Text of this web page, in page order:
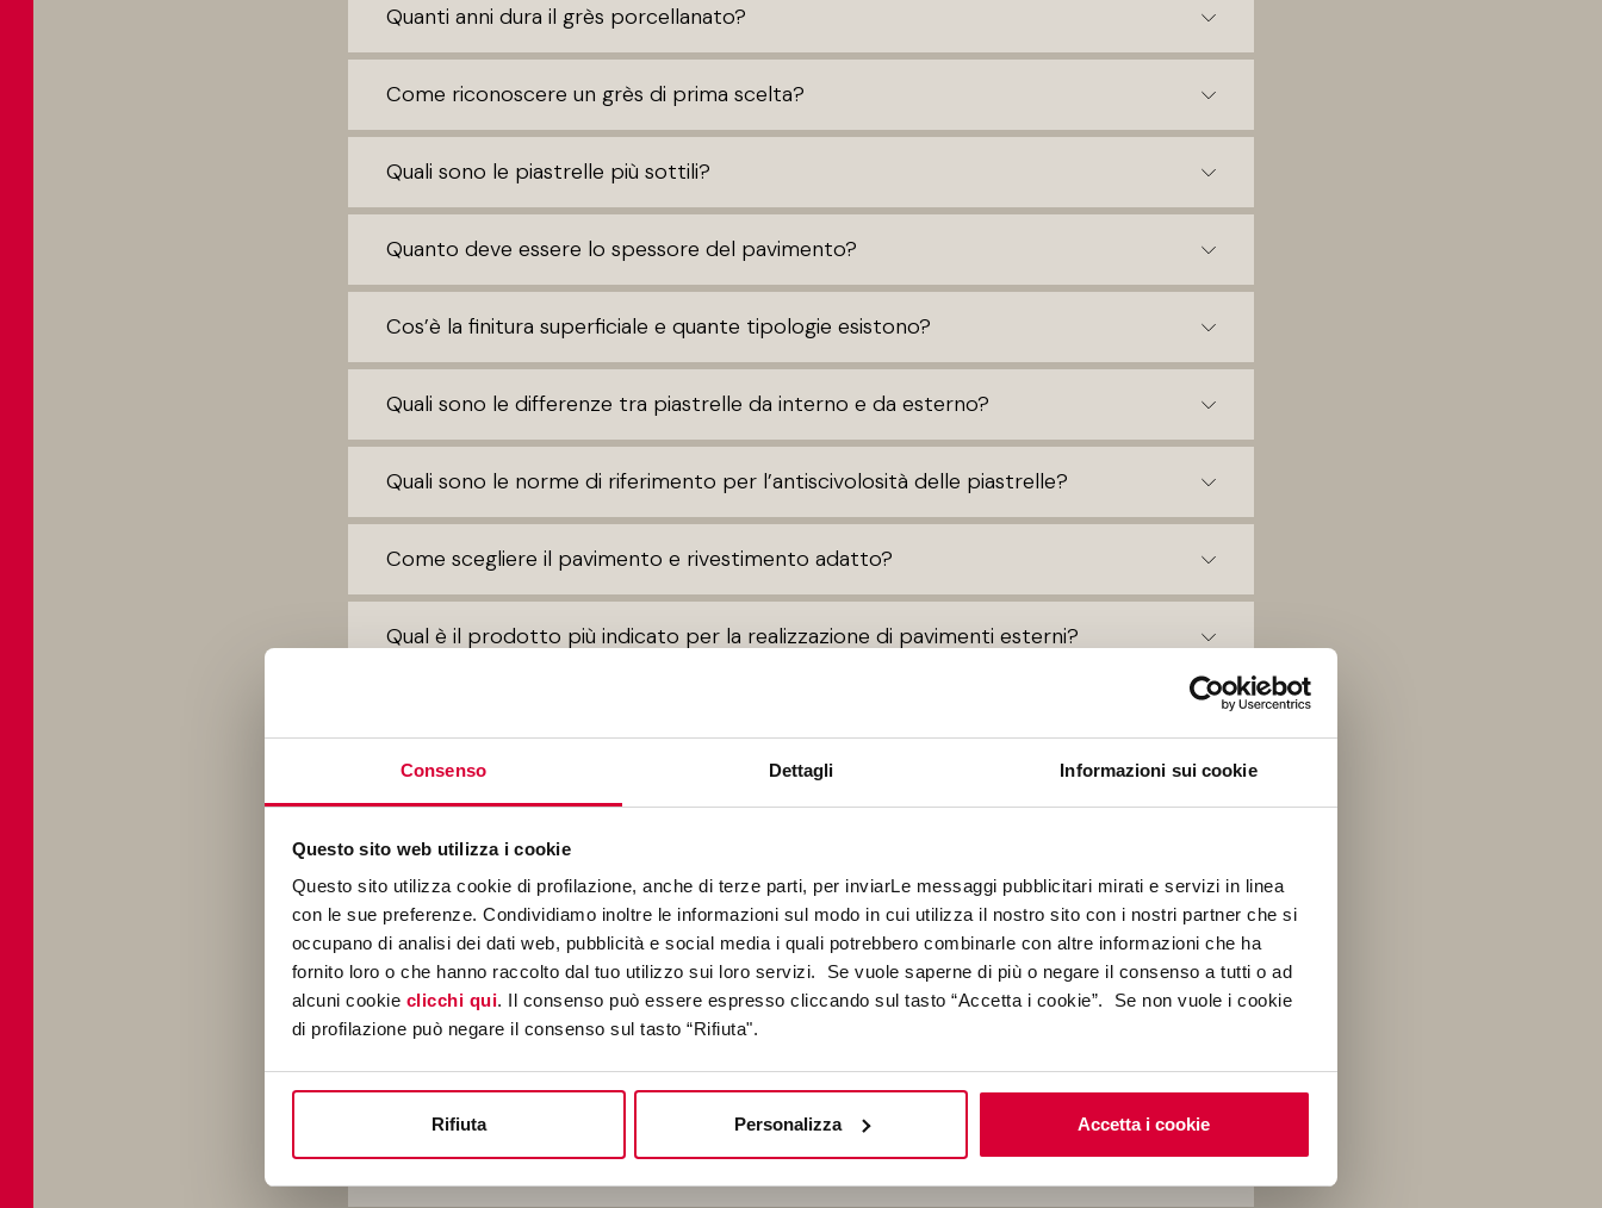
Consenso Dettagli Informazioni sui cookie
Questo sito web utilizza i cookie
Questo sito utilizza cookie di profilazione, anche di terze parti, per inviarLe messaggi pubblicitari mirati e servizi in linea
con le sue preferenze. Condividiamo inoltre le informazioni sul modo in cui utilizza il nostro sito con i nostri partner che si
occupano di analisi dei dati web, pubblicità e social media i quali potrebbero combinarle con altre informazioni che ha
fornito loro o che hanno raccolto dal tuo utilizzo sui loro servizi. Se vuole saperne di più o negare il consenso a tutti o ad
alcuni cookie clicchi qui. Il consenso può essere espresso cliccando sul tasto “Accetta i cookie”. Se non vuole i cookie
di profilazione può negare il consenso sul tasto “Rifiuta".
Rifiuta Personalizza Accetta i cookie
Quanti anni dura il grès porcellanato?
Come riconoscere un grès di prima scelta?
Quali sono le piastrelle più sottili?
Quanto deve essere lo spessore del pavimento?
Cos’è la finitura superficiale e quante tipologie esistono?
Quali sono le differenze tra piastrelle da interno e da esterno?
Quali sono le norme di riferimento per l’antiscivolosità delle piastrelle?
Come scegliere il pavimento e rivestimento adatto?
Qual è il prodotto più indicato per la realizzazione di pavimenti esterni?
Cosa vuol dire "prodotto rettificato"?
KEOPE E L'AMBIENTE